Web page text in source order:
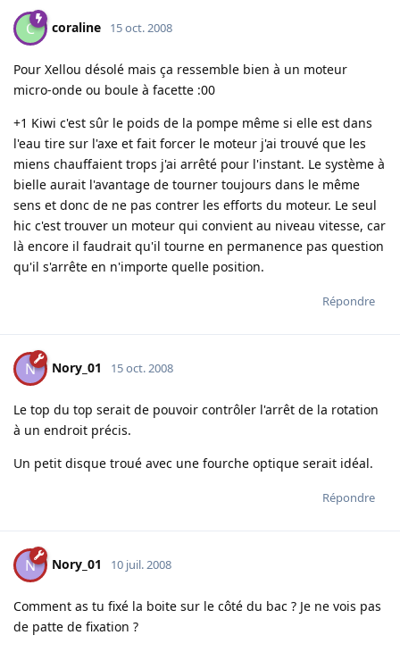
C coraline 15 oct. 2008
Pour Xellou désolé mais ça ressemble bien à un moteur
micro-onde ou boule à facette :00
+1 Kiwi c'est sûr le poids de la pompe même si elle est dans
l'eau tire sur l'axe et fait forcer le moteur j'ai trouvé que les
miens chauffaient trops j'ai arrêté pour l'instant. Le système à
bielle aurait l'avantage de tourner toujours dans le même
sens et donc de ne pas contrer les efforts du moteur. Le seul
hic c'est trouver un moteur qui convient au niveau vitesse, car
là encore il faudrait qu'il tourne en permanence pas question
qu'il s'arrête en n'importe quelle position.
Répondre
N Nory_01 15 oct. 2008
Le top du top serait de pouvoir contrôler l'arrêt de la rotation
à un endroit précis.
Un petit disque troué avec une fourche optique serait idéal.
Répondre
N Nory_01 10 juil. 2008
Comment as tu fixé la boite sur le côté du bac ? Je ne vois pas
de patte de fixation ?